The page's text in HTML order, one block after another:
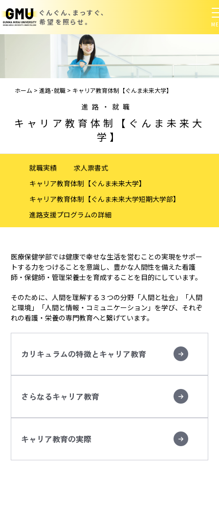
ぐんぐん、まっすぐ、
希望を照らせ。
ホーム > 進路･就職 > キャリア教育体制【ぐんま未来大学】
進路・就職
キャリア教育体制【ぐんま未来大
学】
就職実績
求人票書式
キャリア教育体制【ぐんま未来大学】
キャリア教育体制【ぐんま未来大学短期大学部】
進路支援プログラムの詳細
医療保健学部では健康で幸せな生活を営むことの実現をサポー
トする力をつけることを意識し、豊かな人間性を備えた看護
師・保健師・管理栄養士を育成することを目的にしています。
そのために、人間を理解する３つの分野「人間と社会」「人間
と環境」「人間と情報・コミュニケーション」を学び、それぞ
れの看護・栄養の専門教育へと繋げています。
カリキュラムの特徴とキャリア教育
さらなるキャリア教育
キャリア教育の実際